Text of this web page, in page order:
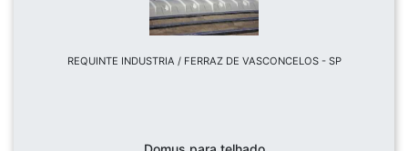
REQUINTE INDUSTRIA / FERRAZ DE VASCONCELOS - SP